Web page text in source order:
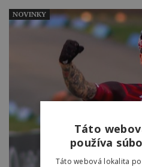
NOVINKY
Táto
používa
Táto webová lokalita